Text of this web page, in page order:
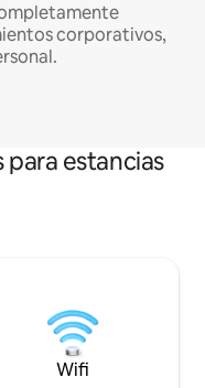
corporativos,
estancias
Wifi